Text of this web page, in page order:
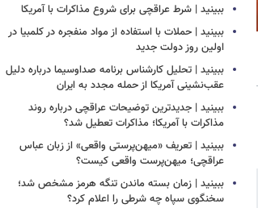
ببینید | شرط عراقچی برای شروع مذاکرات با آمریکا
ببینید | حملات با استفاده از مواد منفجره در کلمبیا در
اولین روز دولت جدید
ببینید | تحلیل کارشناس برنامه صداوسیما درباره دلیل
عقب‌نشینی آمریکا از حمله مجدد به ایران
ببینید | جدیدترین توضیحات عراقچی درباره روند
مذاکرات با آمریکا؛ مذاکرات تعطیل شد؟
ببینید | تعریف «میهن‌پرستی واقعی» از زبان عباس
عراقچی؛ میهن‌پرست واقعی کیست؟
ببینید | زمان بسته ماندن تنگه هرمز مشخص شد؛
سخنگوی سپاه چه شرطی را اعلام کرد؟